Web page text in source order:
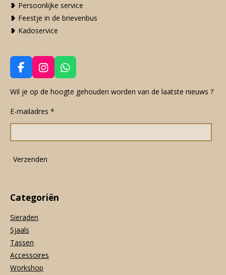
❥ Persoonlijke service
❥ Feestje in de brievenbus
❥ Kadoservice
F
a
c
b
o
I
n
s
a
g
m
W
h
a
A
Wil je op de hoogte gehouden worden van de laatste nieuws ?
E-mailadres *
Verzenden
Categoriën
Sieraden
Sjaals
Tassen
Accessoires
Workshop